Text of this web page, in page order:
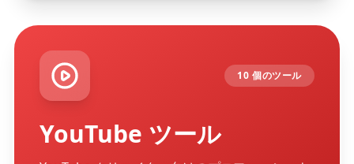
10 個のツール
YouTube ツール